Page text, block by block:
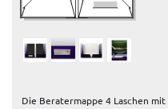
Die Beratermappe 4 Laschen